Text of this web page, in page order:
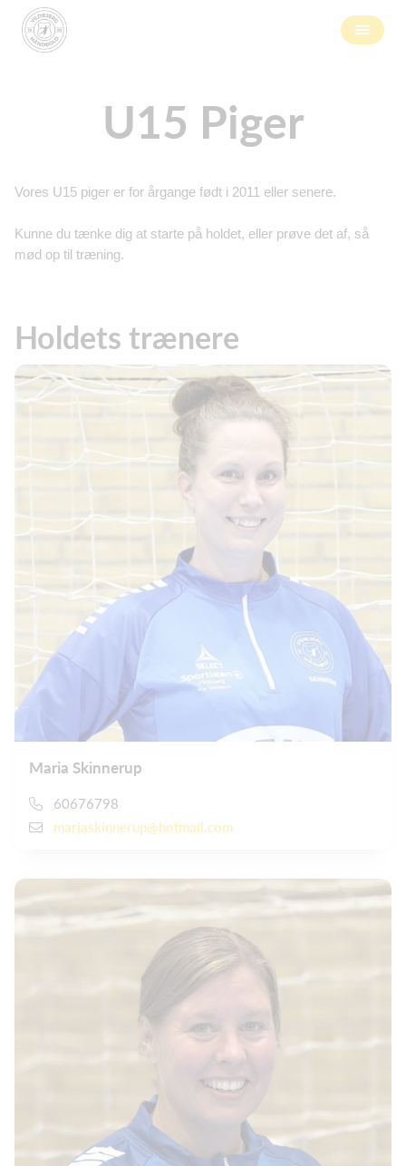
U15 Piger
Vores U15 piger er for årgange født i 2011 eller senere.
Kunne du tænke dig at starte på holdet, eller prøve det af, så
mød op til træning.
Holdets trænere
Maria Skinnerup
60676798
mariaskinnerup@hotmail.com